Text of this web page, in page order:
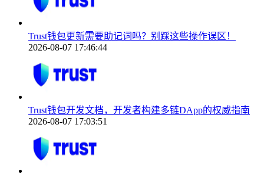
Trust钱包更新需要助记词吗？别踩这些操作误区！
2026-08-07 17:46:44
Trust钱包开发文档，开发者构建多链DApp的权威指南
2026-08-07 17:03:51